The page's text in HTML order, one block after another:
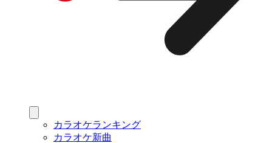
カラオケランキング
カラオケ新曲